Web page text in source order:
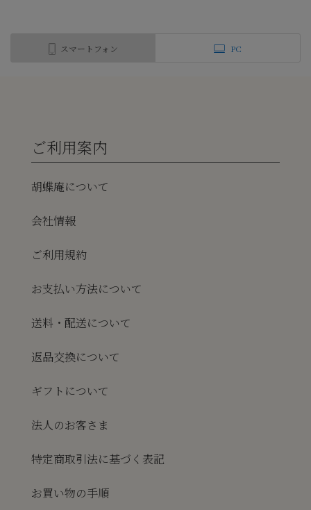
スマートフォン PC
ご利用案内
胡蝶庵について
会社情報
ご利用規約
お支払い方法について
送料・配送について
返品交換について
ギフトについて
法人のお客さま
特定商取引法に基づく表記
お買い物の手順